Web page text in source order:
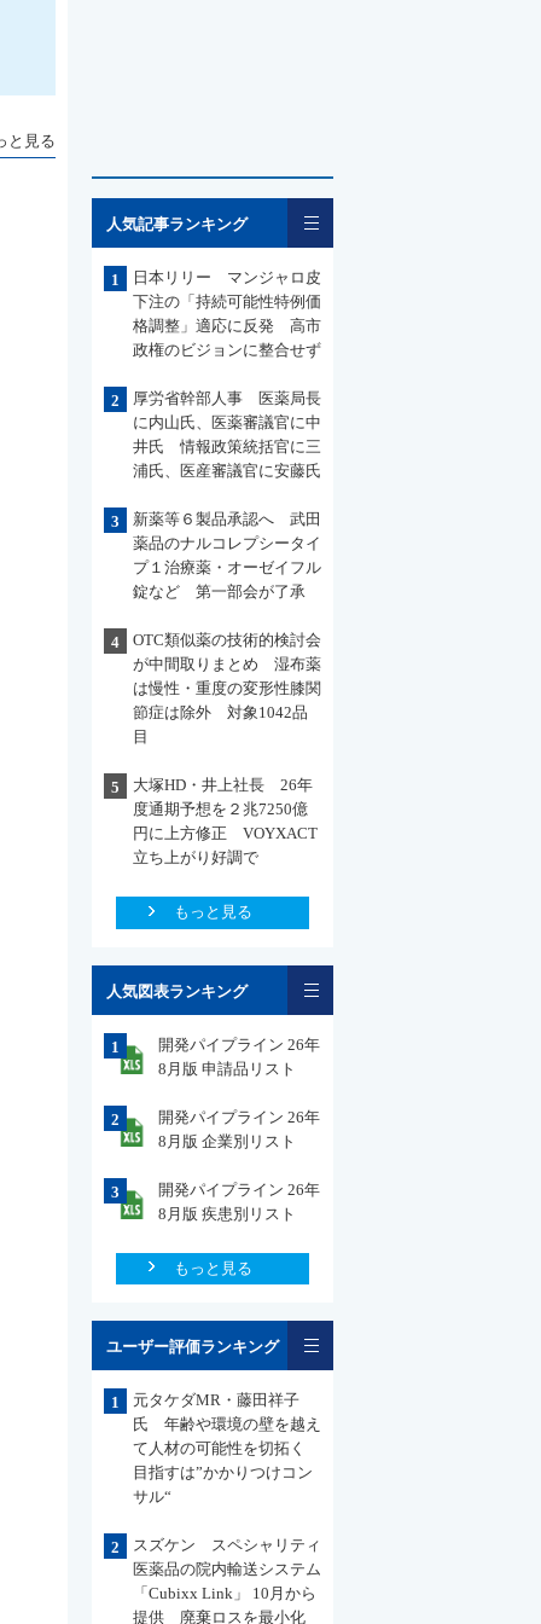
と見る
人気記事ランキング
1
日本リリー マンジャロ皮
下注の「持続可能性特例価
格調整」適応に反発 高市
政権のビジョンに整合せず
2
厚労省幹部人事 医薬局長
に内山氏、医薬審議官に中
井氏 情報政策統括官に三
浦氏、医産審議官に安藤氏
3
新薬等６製品承認へ 武田
薬品のナルコレプシータイ
プ１治療薬・オーゼイフル
錠など 第一部会が了承
4
OTC類似薬の技術的検討会
が中間取りまとめ 湿布薬
は慢性・重度の変形性膝関
節症は除外 対象1042品
目
5
大塚HD・井上社長 26年
度通期予想を２兆7250億
円に上方修正 VOYXACT
立ち上がり好調で
もっと見る
人気図表ランキング
1
開発パイプライン 26年
8月版 申請品リスト
2
開発パイプライン 26年
8月版 企業別リスト
3
開発パイプライン 26年
8月版 疾患別リスト
もっと見る
ユーザー評価ランキング
1
元タケダMR・藤田祥子
氏 年齢や環境の壁を越え
て人材の可能性を切拓く
目指すは”かかりつけコン
サル“
2
スズケン スペシャリティ
医薬品の院内輸送システム
「Cubixx Link」 10月から
提供 廃棄ロスを最小化